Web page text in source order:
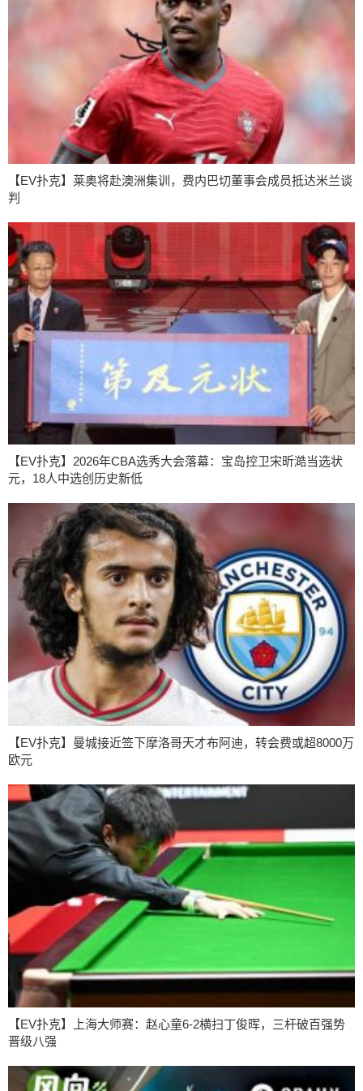
【EV扑克】莱奥将赴澳洲集训，费内巴切董事会成员抵达米兰谈
判
【EV扑克】2026年CBA选秀大会落幕：宝岛控卫宋昕澔当选状
元，18人中选创历史新低
【EV扑克】曼城接近签下摩洛哥天才布阿迪，转会费或超8000万
欧元
【EV扑克】上海大师赛：赵心童6-2横扫丁俊晖，三杆破百强势
晋级八强